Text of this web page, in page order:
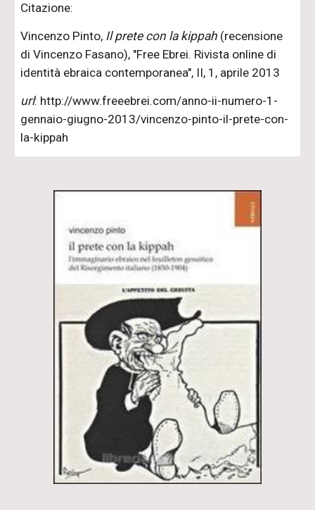
Citazione:
Vincenzo Pinto, Il prete con la kippah (recensione
di Vincenzo Fasano), "Free Ebrei. Rivista online di
identità ebraica contemporanea", II, 1, aprile 2013
url: http://www.freeebrei.com/anno-ii-numero-1-
gennaio-giugno-2013/vincenzo-pinto-il-prete-con-
la-kippah